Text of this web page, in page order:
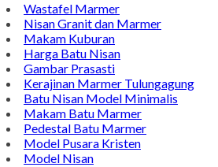
Wastafel Marmer
Nisan Granit dan Marmer
Makam Kuburan
Harga Batu Nisan
Gambar Prasasti
Kerajinan Marmer Tulungagung
Batu Nisan Model Minimalis
Makam Batu Marmer
Pedestal Batu Marmer
Model Pusara Kristen
Model Nisan